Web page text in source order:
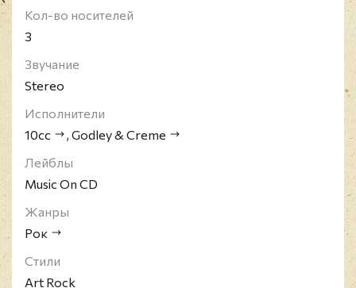
Кол-во носителей
3
Звучание
Stereo
Исполнители
10cc
, Godley & Creme
Лейблы
Music On CD
Жанры
Рок
Стили
Art Rock